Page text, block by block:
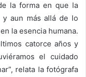
la forma en que la
y aun más allá de lo
la esencia humana.
catorce años y
el cuidado
relata la fotógrafa